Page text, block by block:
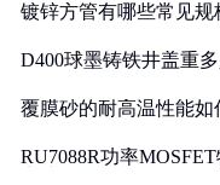
镀锌方管有哪些常见规
D400球墨铸铁井盖重
覆膜砂的耐高温性能如
RU7088R功率